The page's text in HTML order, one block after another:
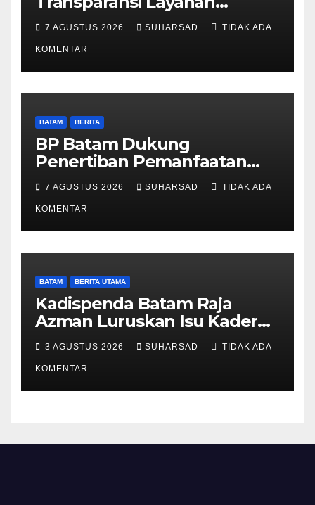
Pertanahan, Alokasi Tanah
Reguler Segera Hadir Melalui
LMS
7 AGUSTUS 2026 SUHARSAD TIDAK ADA
KOMENTAR
BATAM BERITA
BP Batam Dukung
Penertiban Pemanfaatan
Ruang Laut Sesuai
Ketentuan Peraturan
Perundang-undangan
7 AGUSTUS 2026 SUHARSAD TIDAK ADA
KOMENTAR
BATAM BERITA UTAMA
Kadispenda Batam Raja
Azman Luruskan Isu Kader
Pajak RT/RW: Bukan Petugas
Pajak Permanen, Hanya
Pendataan untuk Digitalisasi
hingga 2030
3 AGUSTUS 2026 SUHARSAD TIDAK ADA
KOMENTAR